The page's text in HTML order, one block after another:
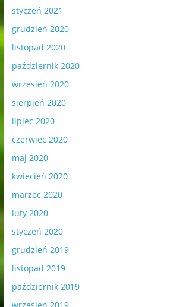
styczeń 2021
grudzień 2020
listopad 2020
październik 2020
wrzesień 2020
sierpień 2020
lipiec 2020
czerwiec 2020
maj 2020
kwiecień 2020
marzec 2020
luty 2020
styczeń 2020
grudzień 2019
listopad 2019
październik 2019